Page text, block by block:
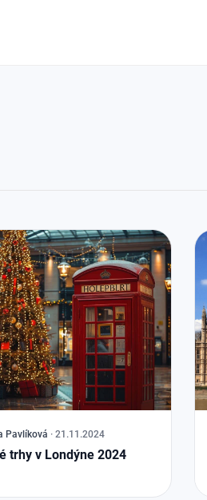
Pavlíková · 21.11.2024
trhy v Londýne 2024